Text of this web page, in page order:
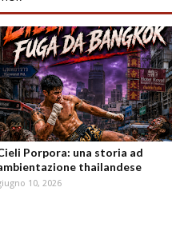
Porpora: una storia ad
thailandese
10, 2026